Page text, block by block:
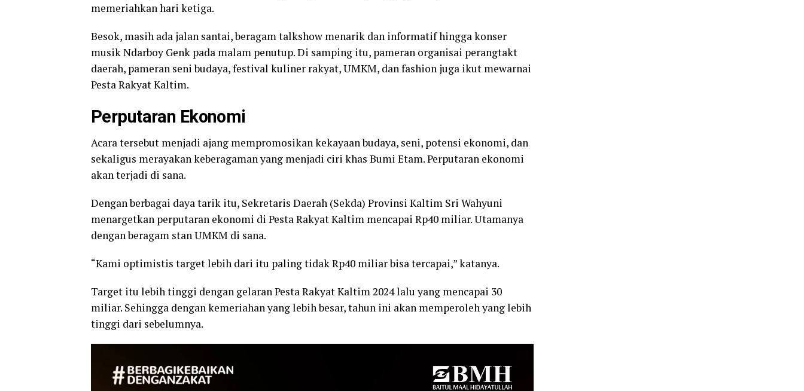
memeriahkan hari ketiga.
Besok, masih ada jalan santai, beragam talkshow menarik dan informatif hingga konser
musik Ndarboy Genk pada malam penutup. Di samping itu, pameran organisai perangtakt
daerah, pameran seni budaya, festival kuliner rakyat, UMKM, dan fashion juga ikut mewarnai
Pesta Rakyat Kaltim.
Perputaran Ekonomi
Acara tersebut menjadi ajang mempromosikan kekayaan budaya, seni, potensi ekonomi, dan
sekaligus merayakan keberagaman yang menjadi ciri khas Bumi Etam. Perputaran ekonomi
akan terjadi di sana.
Dengan berbagai daya tarik itu, Sekretaris Daerah (Sekda) Provinsi Kaltim Sri Wahyuni
menargetkan perputaran ekonomi di Pesta Rakyat Kaltim mencapai Rp40 miliar. Utamanya
dengan beragam stan UMKM di sana.
“Kami optimistis target lebih dari itu paling tidak Rp40 miliar bisa tercapai,” katanya.
Target itu lebih tinggi dengan gelaran Pesta Rakyat Kaltim 2024 lalu yang mencapai 30
miliar. Sehingga dengan kemeriahan yang lebih besar, tahun ini akan memperoleh yang lebih
tinggi dari sebelumnya.